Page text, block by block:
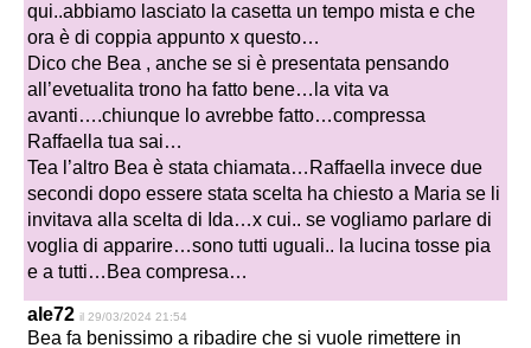
qui..abbiamo lasciato la casetta un tempo mista e che
ora è di coppia appunto x questo…
Dico che Bea , anche se si è presentata pensando
all’evetualita trono ha fatto bene…la vita va
avanti….chiunque lo avrebbe fatto…compressa
Raffaella tua sai…
Tea l’altro Bea è stata chiamata…Raffaella invece due
secondi dopo essere stata scelta ha chiesto a Maria se li
invitava alla scelta di Ida…x cui.. se vogliamo parlare di
voglia di apparire…sono tutti uguali.. la lucina tosse pia
e a tutti…Bea compresa…
ale72 il 29/03/2024 21:54
Bea fa benissimo a ribadire che si vuole rimettere in